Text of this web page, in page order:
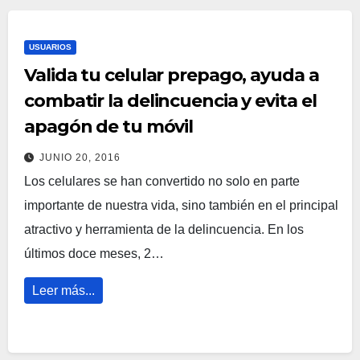
USUARIOS
Valida tu celular prepago, ayuda a
combatir la delincuencia y evita el
apagón de tu móvil
JUNIO 20, 2016
Los celulares se han convertido no solo en parte
importante de nuestra vida, sino también en el principal
atractivo y herramienta de la delincuencia. En los
últimos doce meses, 2…
Leer más...